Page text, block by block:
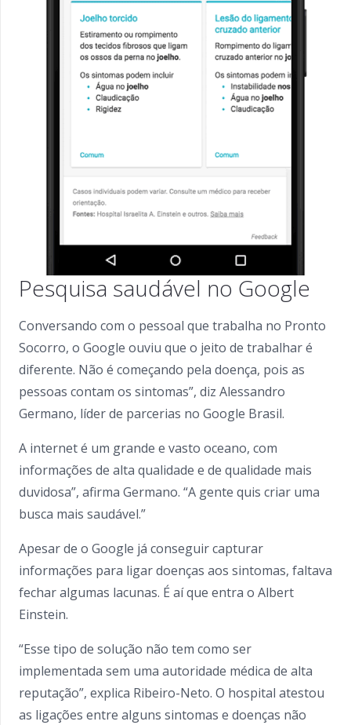
Pesquisa saudável no Google
Conversando com o pessoal que trabalha no Pronto
Socorro, o Google ouviu que o jeito de trabalhar é
diferente. Não é começando pela doença, pois as
pessoas contam os sintomas”, diz Alessandro
Germano, líder de parcerias no Google Brasil.
A internet é um grande e vasto oceano, com
informações de alta qualidade e de qualidade mais
duvidosa”, afirma Germano. “A gente quis criar uma
busca mais saudável.”
Apesar de o Google já conseguir capturar
informações para ligar doenças aos sintomas, faltava
fechar algumas lacunas. É aí que entra o Albert
Einstein.
“Esse tipo de solução não tem como ser
implementada sem uma autoridade médica de alta
reputação”, explica Ribeiro-Neto. O hospital atestou
as ligações entre alguns sintomas e doenças não